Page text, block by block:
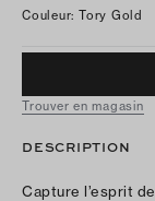
Couleur: Tory Gold
Trouver en magasin
DESCRIPTION
Capture l’esprit